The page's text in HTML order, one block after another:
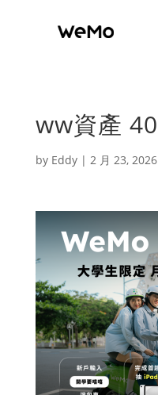
ww資產 40
by Eddy| 2 月 23, 2026